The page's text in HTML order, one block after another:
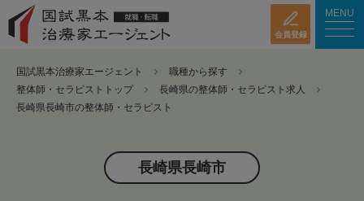
会員登録
MENU
国試黒本治療家エージェント
職種から探す
整体師・セラピストトップ
長崎県の整体師・セラピスト求人
長崎県長崎市の整体師・セラピスト
長崎県長崎市